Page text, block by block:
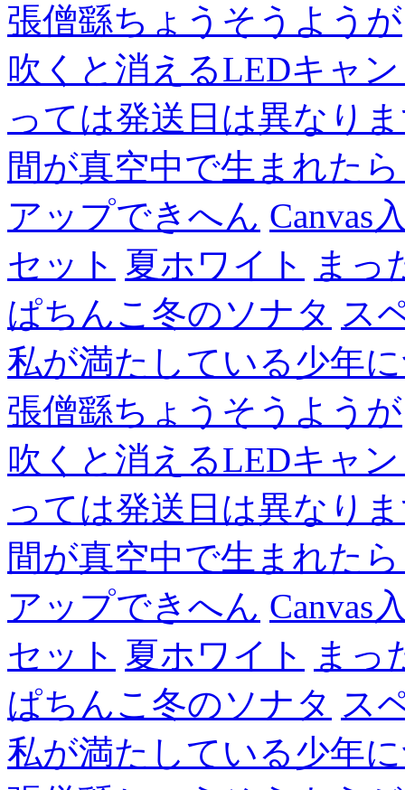
張僧繇ちょうそうようが
吹くと消えるLEDキャ
っては発送日は異なり
間が真空中で生まれた
アップできへん Canvas
セット 夏ホワイト
まっ
ぱちんこ冬のソナタ ス
私が満たしている少年
張僧繇ちょうそうようが
吹くと消えるLEDキャ
っては発送日は異なり
間が真空中で生まれた
アップできへん Canvas
セット 夏ホワイト
まっ
ぱちんこ冬のソナタ ス
私が満たしている少年